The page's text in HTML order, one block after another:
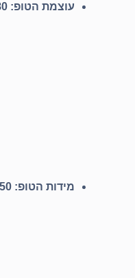
עוצמת הטופ: 180 Watt RMS
מידות הטופ: 750*106*100 מ”מ